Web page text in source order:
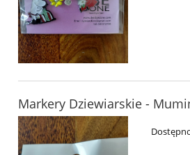
Markery Dziewiarskie -